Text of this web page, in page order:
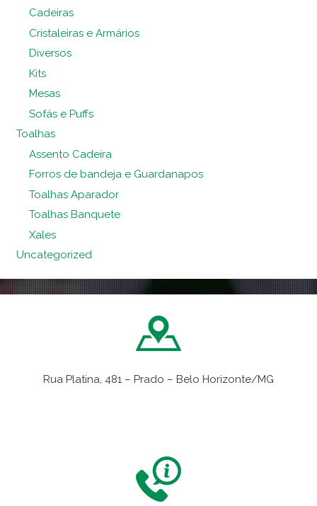
Cadeiras
Cristaleiras e Armários
Diversos
Kits
Mesas
Sofás e Puffs
Toalhas
Assento Cadeira
Forros de bandeja e Guardanapos
Toalhas Aparador
Toalhas Banquete
Xales
Uncategorized
Rua Platina, 481 – Prado – Belo Horizonte/MG